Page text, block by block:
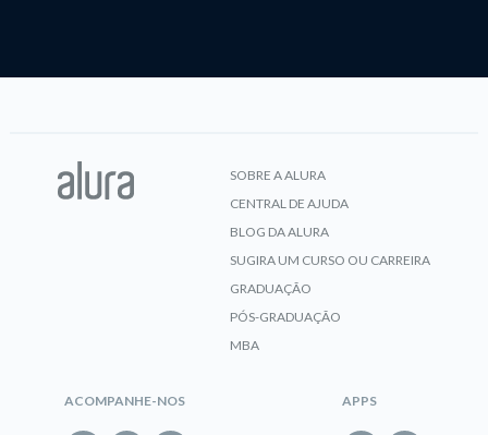
SOBRE A ALURA
CENTRAL DE AJUDA
BLOG DA ALURA
SUGIRA UM CURSO OU CARREIRA
GRADUAÇÃO
PÓS-GRADUAÇÃO
MBA
ACOMPANHE-NOS APPS